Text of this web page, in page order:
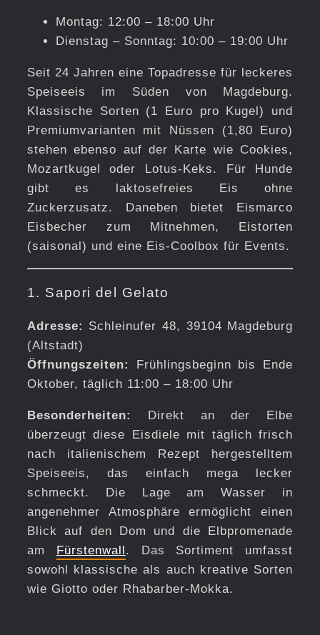
Montag: 12:00 – 18:00 Uhr
Dienstag – Sonntag: 10:00 – 19:00 Uhr
Seit 24 Jahren eine Topadresse für leckeres
Speiseeis im Süden von Magdeburg.
Klassische Sorten (1 Euro pro Kugel) und
Premiumvarianten mit Nüssen (1,80 Euro)
stehen ebenso auf der Karte wie Cookies,
Mozartkugel oder Lotus-Keks. Für Hunde
gibt es laktosefreies Eis ohne
Zuckerzusatz. Daneben bietet Eismarco
Eisbecher zum Mitnehmen, Eistorten
(saisonal) und eine Eis-Coolbox für Events.
1. Sapori del Gelato
Adresse: Schleinufer 48, 39104 Magdeburg
(Altstadt)
Öffnungszeiten:
Frühlingsbeginn bis Ende
Oktober, täglich 11:00 – 18:00 Uhr
Besonderheiten:
Direkt an der Elbe
überzeugt diese Eisdiele mit täglich frisch
nach italienischem Rezept hergestelltem
Speiseeis, das einfach mega lecker
schmeckt. Die Lage am Wasser in
angenehmer Atmosphäre ermöglicht einen
Blick auf den Dom und die Elbpromenade
am Fürstenwall. Das Sortiment umfasst
sowohl klassische als auch kreative Sorten
wie Giotto oder Rhabarber-Mokka.